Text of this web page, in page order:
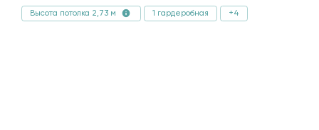
Высота потолка 2,73 м 1 гардеробная +4